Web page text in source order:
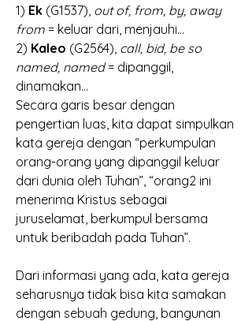
1) Ek (G1537), out of, from, by, away
from = keluar dari, menjauhi...
2) Kaleo (G2564), call, bid, be so
named, named = dipanggil,
dinamakan...
Secara garis besar dengan
pengertian luas, kita dapat simpulkan
kata gereja dengan “perkumpulan
orang-orang yang dipanggil keluar
dari dunia oleh Tuhan”, “orang2 ini
menerima Kristus sebagai
juruselamat, berkumpul bersama
untuk beribadah pada Tuhan”.
Dari informasi yang ada, kata gereja
seharusnya tidak bisa kita samakan
dengan sebuah gedung, bangunan